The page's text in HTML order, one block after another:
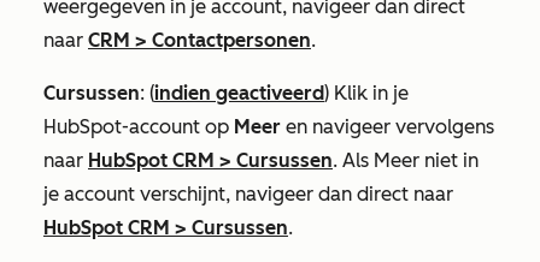
weergegeven in je account, navigeer dan direct
naar CRM > Contactpersonen.
Cursussen: (indien geactiveerd) Klik in je
HubSpot-account op Meer en navigeer vervolgens
naar HubSpot CRM > Cursussen. Als Meer niet in
je account verschijnt, navigeer dan direct naar
HubSpot CRM > Cursussen.